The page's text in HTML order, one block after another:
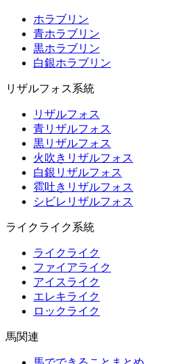
ホラブリン
青ホラブリン
黒ホラブリン
白銀ホラブリン
リザルフォス系統
リザルフォス
青リザルフォス
黒リザルフォス
火吹きリザルフォス
白銀リザルフォス
雹吐きリザルフォス
シビレリザルフォス
ライクライク系統
ライクライク
ファイアライク
アイスライク
エレキライク
ロックライク
馬関連